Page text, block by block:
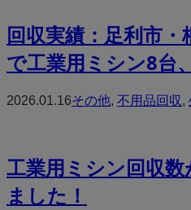
回収実績：足利市
で工業用ミシン8台
2026.01.16その他, 不用品回収,
工業用ミシン回収
ました！